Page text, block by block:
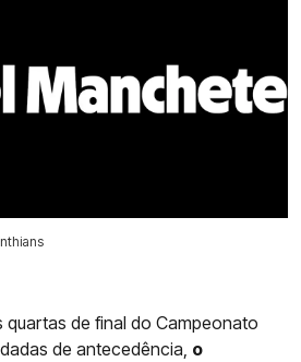
de final do Campeonato
de antecedência, o